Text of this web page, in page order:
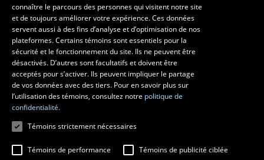
École d’architecture
École d’art
École supérieure d’aménagement du territoire et de développement
régional
Centre de recherche en aménagement et développement
connaître le parcours des personnes qui visitent notre site
et de toujours améliorer votre expérience. Ces données
servent aussi à des fins d’analyse et d’optimisation de nos
plateformes. Certains témoins sont essentiels pour la
sécurité et le fonctionnement du site. Ils ne peuvent être
désactivés. D’autres sont facultatifs et doivent être
acceptés pour s’activer. Ils peuvent impliquer le partage
de vos données avec des tiers. Pour en savoir plus sur
l’utilisation des témoins, consultez notre politique de
confidentialité.
Témoins strictement nécessaires
Témoins de performance Témoins de publicité ciblée